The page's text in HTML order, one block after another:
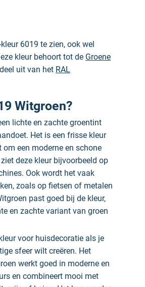
6019 te zien, ook wel
kleur behoort tot de Groene
uit van het RAL
Witgroen?
lichte en zachte groentint
Het is een frisse kleur
een moderne en schone
deze kleur bijvoorbeeld op
Ook wordt het vaak
zoals op fietsen of metalen
past goed bij de kleur,
en zachte variant van groen
voor huisdecoratie als je
sfeer wilt creëren. Het
werkt goed in moderne en
en combineert mooi met